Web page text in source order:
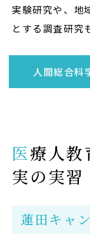
在学生の
卒業生の
大学院生
お問い合わせ
よくある質問
サイトポリシー
実験研究や、地
とする調査研究
人間総合科
医療人教育のための充
実の実習
蓮田キャ